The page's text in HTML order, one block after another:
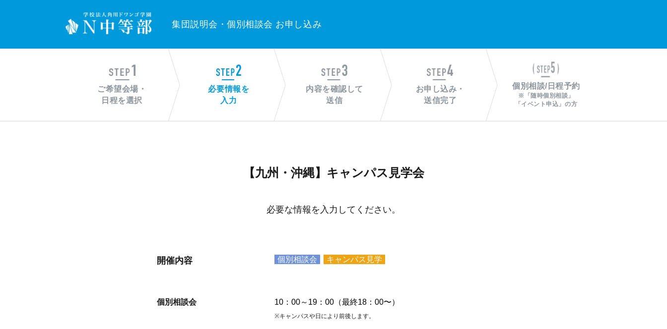
集団説明会・個別相談会 お申し込み
ご希望会場・
日程を選択
必要情報を
入力
内容を確認して
送信
お申し込み・
送信完了
※「随時個別相談」
「イベント申込」の方
【九州・沖縄】キャンパス見学会
必要な情報を入力してください。
開催内容 個別相談会 キャンパス見学
個別相談会 10：00～19：00（最終18：00〜）
※キャンパスや日により前後します。